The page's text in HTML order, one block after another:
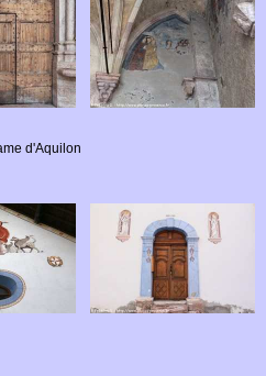
d'Aquilon